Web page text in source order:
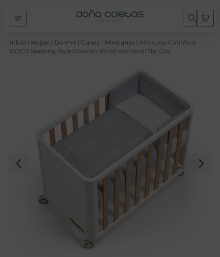
Inicio | Hogar | Dormir | Cunas | Minicunas | Minicuna Cotinfant –
DOCO Sleeping Style Colecho 90×50 con textil Tipi Gris